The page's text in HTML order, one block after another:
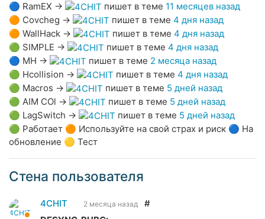
🔵 RamEX → пишет в теме 11 месяцев назад
🟠 Covcheg → пишет в теме 4 дня назад
🟠 WallHack → пишет в теме 4 дня назад
🟢 SIMPLE → пишет в теме 4 дня назад
🔵 MH → пишет в теме 2 месяца назад
🟢 Hcollision → пишет в теме 4 дня назад
🟢 Macros → пишет в теме 5 дней назад
🟢 AIM COl → пишет в теме 5 дней назад
🟢 LagSwitch → пишет в теме 5 дней назад
🟢 Работает 🟠 Используйте на свой страх и риск 🔵 На
обновление 🟡 Тест
Стена пользователя
4CHIT 2 месяца назад
#